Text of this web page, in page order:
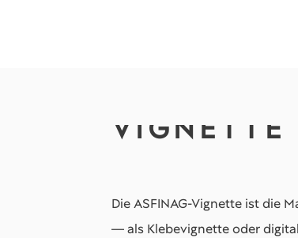
VIGNETTE
Die ASFINAG-Vignette ist die
— als Klebevignette oder digital